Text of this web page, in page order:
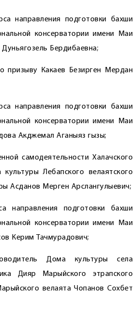
направления подготовки бахши
консерватории имени Маи
Бердибаевна;
призыву Какаев Безирген Мердан
направления подготовки бахши
консерватории имени Маи
Акджемал Аганыяз гызы;
самодеятельности Халачского
культуры Лебапского велаятского
Асданов Мерген Арслангулыевич;
направления подготовки бахши
консерватории имени Маи
Керим Тачмурадович;
Дома культуры села
Дияр Марыйского этрапского
велаята Чопанов Сохбет